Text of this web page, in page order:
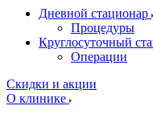
Дневной стационар
Процедуры
Круглосуточный
Операции
Скидки и акции
О клинике